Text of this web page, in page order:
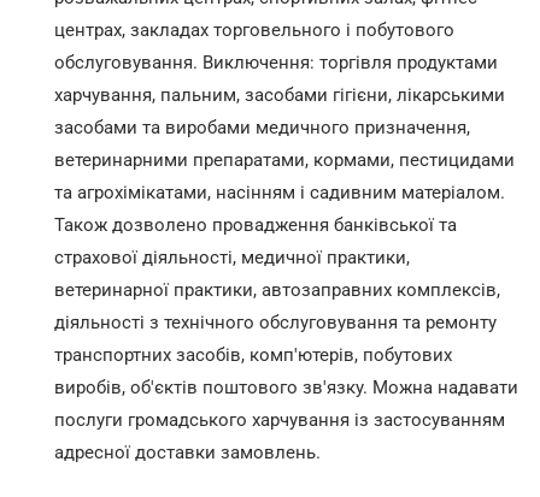
центрах, закладах торговельного і побутового
обслуговування. Виключення: торгівля продуктами
харчування, пальним, засобами гігієни, лікарськими
засобами та виробами медичного призначення,
ветеринарними препаратами, кормами, пестицидами
та агрохімікатами, насінням і садивним матеріалом.
Також дозволено провадження банківської та
страхової діяльності, медичної практики,
ветеринарної практики, автозаправних комплексів,
діяльності з технічного обслуговування та ремонту
транспортних засобів, комп'ютерів, побутових
виробів, об'єктів поштового зв'язку. Можна надавати
послуги громадського харчування із застосуванням
адресної доставки замовлень.